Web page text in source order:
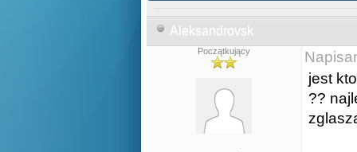
Aleksandrovsk
Początkujący
jest
??